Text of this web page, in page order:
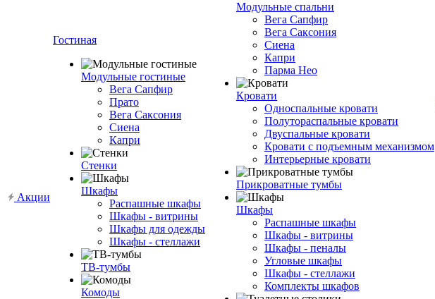
Акции
Гостиная
Модульные гостиные
Вега Сапфир
Прато
Вега Саксония
Сиена
Капри
Стенки
Шкафы
Распашные шкафы
Шкафы - витрины
Шкафы для одежды
Шкафы - стеллажи
ТВ-тумбы
Комоды
Модульные спальни
Вега Сапфир
Вега Саксония
Сиена
Капри
Парма Нео
Кровати
Односпальные кровати
Полутораспальные кровати
Двуспальные кровати
Кровати с подъемным механизмом
Интерьерные кровати
Прикроватные тумбы
Шкафы
Распашные шкафы
Шкафы - витрины
Шкафы - пеналы
Угловые шкафы
Шкафы - стеллажи
Комплекты шкафов